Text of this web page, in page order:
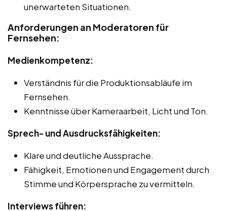
unerwarteten Situationen.
Anforderungen an Moderatoren für
Fernsehen:
Medienkompetenz:
Verständnis für die Produktionsabläufe im
Fernsehen.
Kenntnisse über Kameraarbeit, Licht und Ton.
Sprech- und Ausdrucksfähigkeiten:
Klare und deutliche Aussprache.
Fähigkeit, Emotionen und Engagement durch
Stimme und Körpersprache zu vermitteln.
Interviews führen: